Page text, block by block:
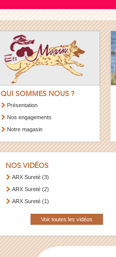
QUI SOMMES NOUS ?
Présentation
Nos engagements
Notre magasin
NOS VIDÉOS
ARX Sureté (3)
ARX Sureté (2)
ARX Sureté (1)
Voir toutes les vidéos